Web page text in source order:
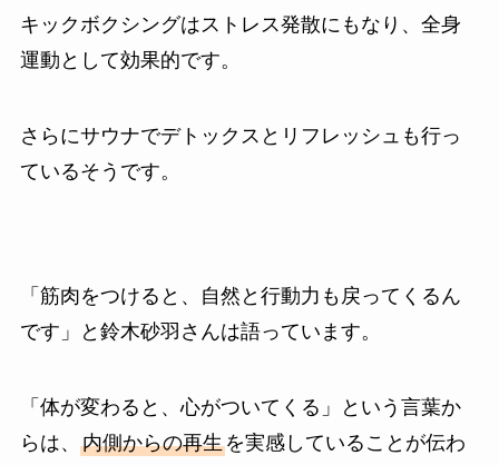
キックボクシングはストレス発散にもなり、全身
運動として効果的です。
さらにサウナでデトックスとリフレッシュも行っ
ているそうです。
「筋肉をつけると、自然と行動力も戻ってくるん
です」と鈴木砂羽さんは語っています。
「体が変わると、心がついてくる」という言葉か
らは、 内側からの再生を実感していることが伝わ